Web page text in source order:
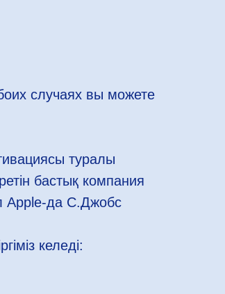
случаях вы можете
туралы
бастық компания
Apple-да С.Джобс
келеді: